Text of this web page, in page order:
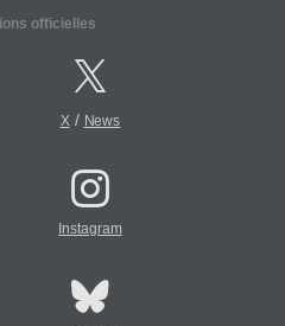
officielles
X/ News
Instagram